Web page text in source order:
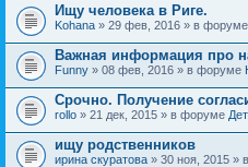
Ищу человека в Риге.
Kohana » 29 фев, 2016 » в форуме
Важная информация про
Funny » 08 фев, 2016 » в форуме
Срочно. Получение
rollo » 21 дек, 2015 » в форуме
ищу родственников
ирина скуратова » 30 ноя, 2015 »